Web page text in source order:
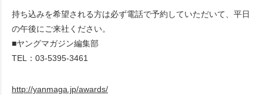
持ち込みを希望される方は必ず電話で予約していただいて、平日
の午後にご来社ください。
■ヤングマガジン編集部
TEL：03-5395-3461
http://yanmaga.jp/awards/